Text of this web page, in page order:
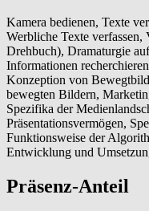
Kamera bedienen, Texte
Werbliche Texte
Drehbuch), Dramaturgie
Informationen
Konzeption von
bewegten Bildern,
Spezifika der
Präsentationsvermögen,
Funktionsweise der
Entwicklung und
Präsenz-Anteil